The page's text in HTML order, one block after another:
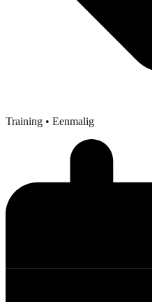
Training • Eenmalig